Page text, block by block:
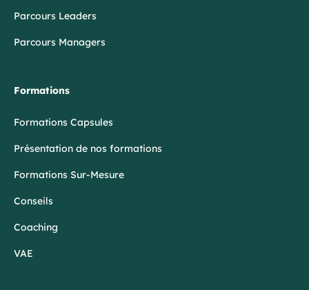
Parcours Leaders
Parcours Managers
Formations
Formations Capsules
Présentation de nos formations
Formations Sur-Mesure
Conseils
Coaching
VAE